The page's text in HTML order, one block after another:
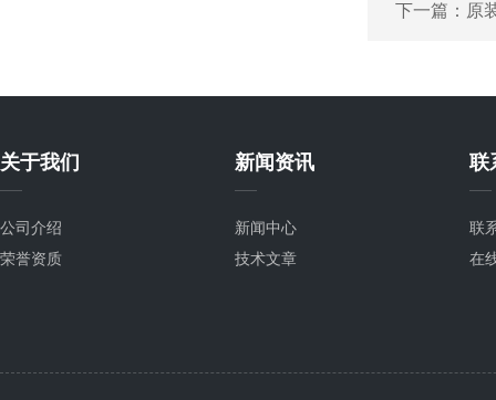
下一篇： 原
关于我们
公司介绍
荣誉资质
新闻资讯
新闻中心
技术文章
联
联
在